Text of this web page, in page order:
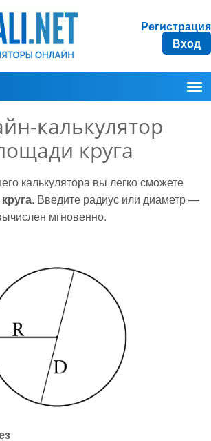
Регистрация
Вход
калькулятор
круга
калькулятора вы легко сможете
. Введите радиус или диаметр —
мгновенно.